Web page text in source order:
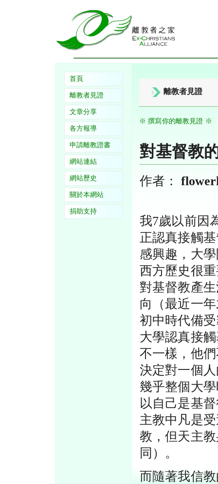
首頁
離教者見證
文章分享
各方報導
申請離教證書
網站連結
網站歷史
關於本網站
捐助支持
離教者見證
※ 撰寫你的離教見證 ※
對基督教
作者：
我7歲以前因
正認真接觸
感興趣，大
西方歷史很
對基督教產
向（最近一
初中時代備
大學認真接
不一樣，他
決定對一個
幾乎整個大
以自己是基
主教中凡是
教，但天主
同）。
而隨著我信